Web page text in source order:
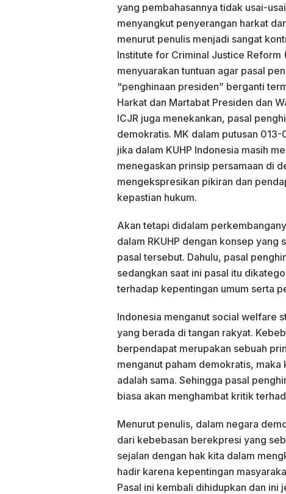
yang pembahasannya tidak usai-
menyangkut penyerangan harkat
menurut penulis menjadi sangat
Institute for Criminal Justice Reform
menyuarakan tuntuan agar pasal
“penghinaan presiden” berganti
Harkat dan Martabat Presiden dan
ICJR juga menekankan, pasal
demokratis. MK dalam putusan
jika dalam KUHP Indonesia masih
menegaskan prinsip persamaan di
mengekspresikan pikiran dan
kepastian hukum.
Akan tetapi didalam
dalam RKUHP dengan konsep
pasal tersebut. Dahulu, pasal
sedangkan saat ini pasal itu
terhadap kepentingan umum serta
Indonesia menganut social welfare
yang berada di tangan rakyat.
berpendapat merupakan sebuah
menganut paham demokratis,
adalah sama. Sehingga pasal
biasa akan menghambat kritik
Menurut penulis, dalam negara
dari kebebasan berekpresi yang
sejalan dengan hak kita dalam
hadir karena kepentingan
Pasal ini kembali dihidupkan dan ini